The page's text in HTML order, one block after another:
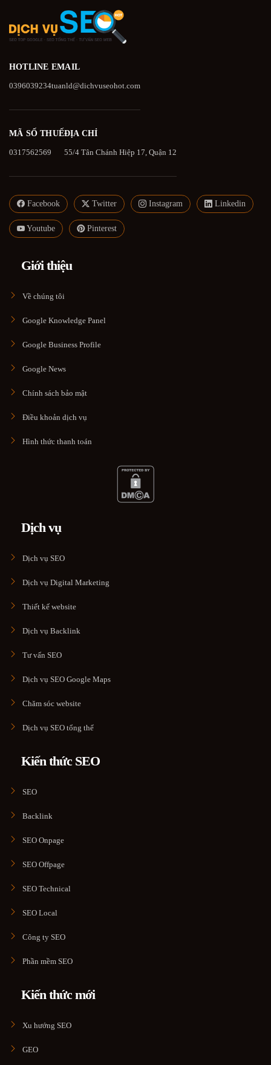
HOTLINE
0396039234
EMAIL
tuanld@dichvuseohot.com
MÃ SỐ THUẾ
0317562569
ĐỊA CHỈ
55/4 Tân Chánh Hiệp 17, Quận 12
Facebook Twitter Instagram Linkedin
Youtube Pinterest
Giới thiệu
Về chúng tôi
Google Knowledge Panel
Google Business Profile
Google News
Chính sách bảo mật
Điều khoản dịch vụ
Hình thức thanh toán
Dịch vụ
Dịch vụ SEO
Dịch vụ Digital Marketing
Thiết kế website
Dịch vụ Backlink
Tư vấn SEO
Dịch vụ SEO Google Maps
Chăm sóc website
Dịch vụ SEO tổng thể
Kiến thức SEO
SEO
Backlink
SEO Onpage
SEO Offpage
SEO Technical
SEO Local
Công ty SEO
Phần mềm SEO
Kiến thức mới
Xu hướng SEO
GEO